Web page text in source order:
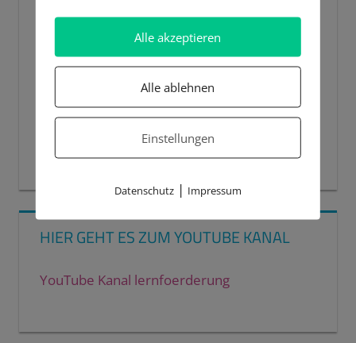
HIER GEHT ES ZUM YOUTUBE KANAL
YouTube Kanal lernfoerderung
Alle akzeptieren
Alle ablehnen
Einstellungen
Datenschutz| Impressum